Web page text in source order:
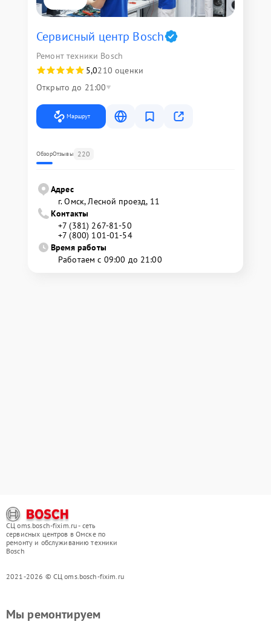
Сервисный центр Bosch
Ремонт техники Bosch
5,0210 оценки
Открыто до 21:00
Маршрут
ОбзорОтзывы 220
Адрес
г. Омск, ​Лесной проезд, 11
Контакты
+7 (381) 267-81-50
+7 (800) 101-01-54
Время работы
Работаем с 09:00 до 21:00
СЦ oms.bosch-fixim.ru - сеть
сервисных центров в Омске по
ремонту и обслуживанию техники
Bosch
2021-2026 © СЦ oms.bosch-fixim.ru
Мы ремонтируем